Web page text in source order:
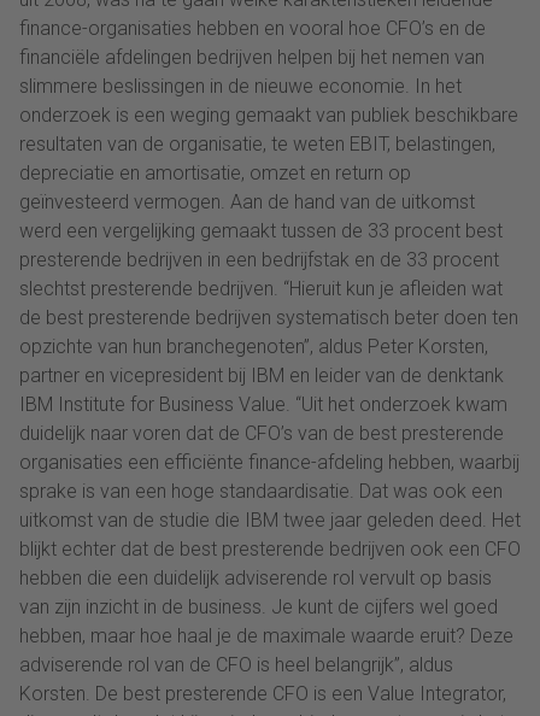
finance-organisaties hebben en vooral hoe CFO’s en de
financiële afdelingen bedrijven helpen bij het nemen van
slimmere beslissingen in de nieuwe economie. In het
onderzoek is een weging gemaakt van publiek beschikbare
resultaten van de organisatie, te weten EBIT, belastingen,
depreciatie en amortisatie, omzet en return op
geïnvesteerd vermogen. Aan de hand van de uitkomst
werd een vergelijking gemaakt tussen de 33 procent best
presterende bedrijven in een bedrijfstak en de 33 procent
slechtst presterende bedrijven. “Hieruit kun je afleiden wat
de best presterende bedrijven systematisch beter doen ten
opzichte van hun branchegenoten”, aldus Peter Korsten,
partner en vicepresident bij IBM en leider van de denktank
IBM Institute for Business Value. “Uit het onderzoek kwam
duidelijk naar voren dat de CFO’s van de best presterende
organisaties een efficiënte finance-afdeling hebben, waarbij
sprake is van een hoge standaardisatie. Dat was ook een
uitkomst van de studie die IBM twee jaar geleden deed. Het
blijkt echter dat de best presterende bedrijven ook een CFO
hebben die een duidelijk adviserende rol vervult op basis
van zijn inzicht in de business. Je kunt de cijfers wel goed
hebben, maar hoe haal je de maximale waarde eruit? Deze
adviserende rol van de CFO is heel belangrijk”, aldus
Korsten. De best presterende CFO is een Value Integrator,